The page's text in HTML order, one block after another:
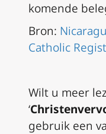
komende
Bron:
Catholic
Wilt u meer
‘
gebruik een